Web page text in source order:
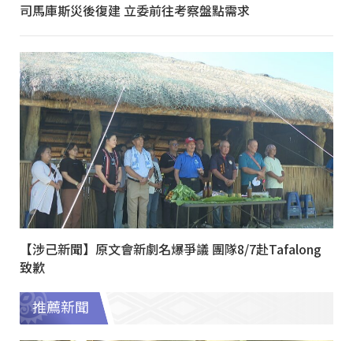
司馬庫斯災後復建 立委前往考察盤點需求
【涉己新聞】原文會新劇名爆爭議 團隊8/7赴Tafalong
致歉
推薦新聞